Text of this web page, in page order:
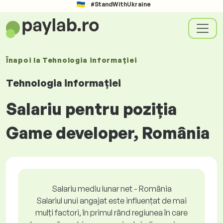
#StandWithUkraine
Înapoi la Tehnologia informației
Tehnologia informației
Salariu pentru poziția
Game developer, România
Salariu mediu lunar net - România
Salariul unui angajat este influențat de mai
mulți factori, în primul rând regiunea în care